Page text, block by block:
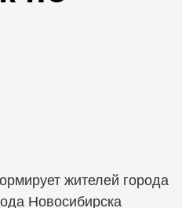
жителей города
Новосибирска